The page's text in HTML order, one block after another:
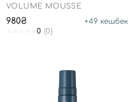
VOLUME MOUSSE
980₴ +49 кешбек
0 (0)